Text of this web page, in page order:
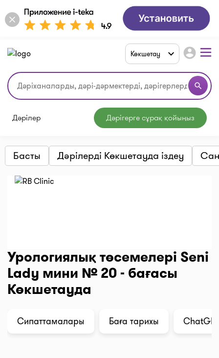
search
Көкшетау account_circle
Дәрілер Дәрігерге сұрақ қойыңыз
Басты Дәрілерді Көкшетауда іздеу
Урологиялық төсемелері Seni
Lady мини № 20 - бағасы
Көкшетауда
Сипаттамалары Баға тарихы